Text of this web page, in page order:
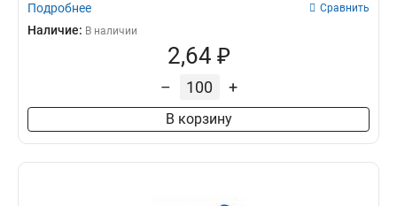
Подробнее Сравнить
Наличие: В наличии
2,64 ₽
– +
В корзину